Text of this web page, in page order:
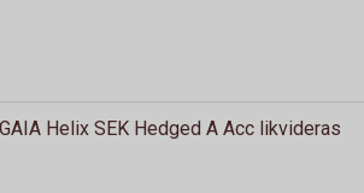
Helix SEK Hedged A Acc likvideras